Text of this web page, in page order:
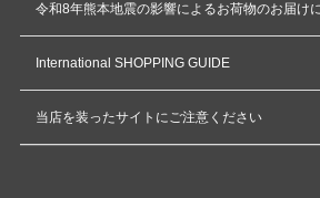
令和8年熊本地震の影響によるお荷物のお届け
International SHOPPING GUIDE
当店を装ったサイトにご注意ください